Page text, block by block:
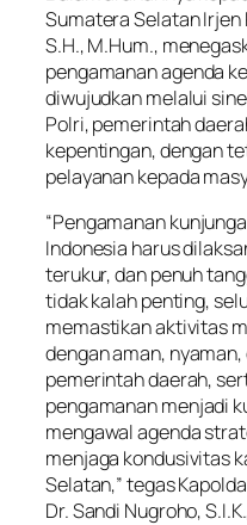
Sumatera Selatan Irjen
S.H., M.Hum.,
pengamanan agenda
diwujudkan melalui
Polri, pemerintah
kepentingan, dengan
pelayanan kepada
“Pengamanan
Indonesia harus
terukur, dan penuh
tidak kalah penting,
memastikan aktivitas
dengan aman,
pemerintah daerah,
pengamanan menjadi
mengawal agenda
menjaga kondusivitas
Selatan,” tegas
Dr. Sandi Nugroho,